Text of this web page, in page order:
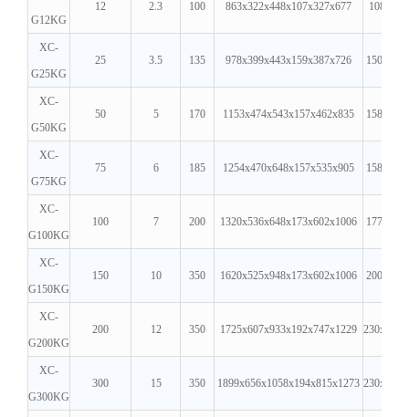
G12KG
12 2.3 100 863x322x448x107x327x677
XC-
G25KG
25 3.5 135 978x399x443x159x387x726
XC-
G50KG
50 5 170 1153x474x543x157x462x835
XC-
G75KG
75 6 185 1254x470x648x157x535x905
XC-
G100KG
100 7 200 1320x536x648x173x602x1006
XC-
G150KG
150 10 350 1620x525x948x173x602x1006
XC-
G200KG
200 12 350 1725x607x933x192x747x1229
XC-
G300KG
300 15 350 1899x656x1058x194x815x1273